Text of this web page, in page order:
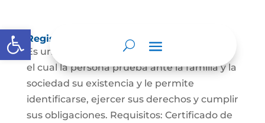
Abrir barra de herramientas
Registro Civil de Nacimiento
Es un documento indispensable mediante
el cual la persona prueba ante la familia y la
sociedad su existencia y le permite
identificarse, ejercer sus derechos y cumplir
sus obligaciones. Requisitos: Certificado de